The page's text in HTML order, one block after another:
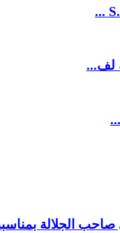
لف...
الذكرى 27 لعيد